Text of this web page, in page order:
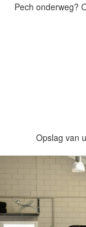
Pech onderweg?
Opslag van